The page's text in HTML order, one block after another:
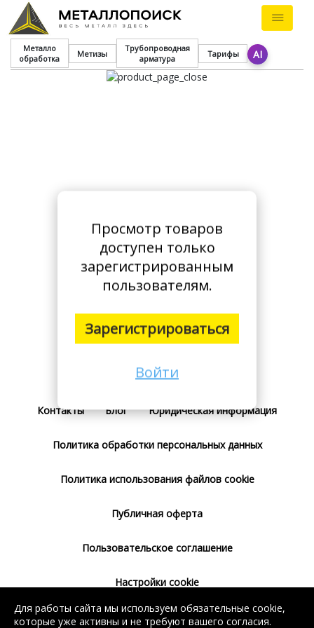
Металло
обработка
Метизы
Трубопроводная
арматура
Тарифы AI
Просмотр товаров
доступен только
зарегистрированным
пользователям.
Зарегистрироваться
Войти
Тарифы
Контакты Блог Юридическая информация
Политика обработки персональных данных
Политика использования файлов cookie
Публичная оферта
Пользовательское соглашение
Настройки cookie
Согласие на использование сервиса
Для работы сайта мы используем обязательные cookie,
которые уже активны и не требуют вашего согласия.